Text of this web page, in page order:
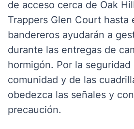
de acceso cerca de Oak
Trappers Glen Court hasta
bandereros ayudarán a
durante las entregas de
hormigón. Por la seguridad
comunidad y de las
obedezca las señales y
precaución.